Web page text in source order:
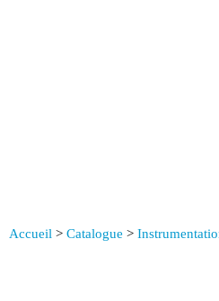
Accueil > Catalogue >